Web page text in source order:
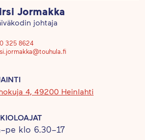
päiväkodissa kaikki lapset ja
tuttuja toisilleen. Myös
olla yhdessä – vaikka
leikki ja luonnossa
liikkuminen, kiireetön
arjessa näkyvät myös kestävä
osallisuus. Retkeily vahvistaa
Jormakka
johtaja
325 8624
4, 49200 Heinlahti
klo 6.30–17